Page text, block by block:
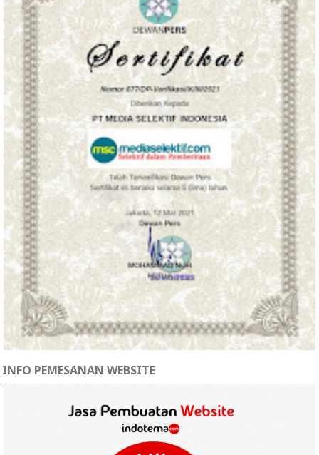
INFO PEMESANAN WEBSITE